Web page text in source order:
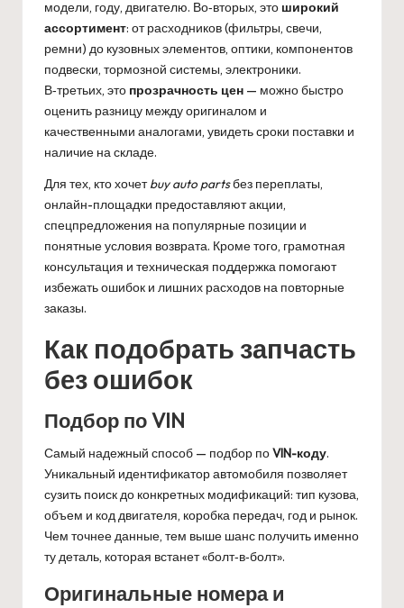
модели, году, двигателю. Во‑вторых, это широкий
ассортимент: от расходников (фильтры, свечи,
ремни) до кузовных элементов, оптики, компонентов
подвески, тормозной системы, электроники.
В‑третьих, это прозрачность цен — можно быстро
оценить разницу между оригиналом и
качественными аналогами, увидеть сроки поставки и
наличие на складе.
Для тех, кто хочетbuy auto partsбез переплаты,
онлайн-площадки предоставляют акции,
спецпредложения на популярные позиции и
понятные условия возврата. Кроме того, грамотная
консультация и техническая поддержка помогают
избежать ошибок и лишних расходов на повторные
заказы.
Как подобрать запчасть
без ошибок
Подбор по VIN
Самый надежный способ — подбор поVIN-коду.
Уникальный идентификатор автомобиля позволяет
сузить поиск до конкретных модификаций: тип кузова,
объем и код двигателя, коробка передач, год и рынок.
Чем точнее данные, тем выше шанс получить именно
ту деталь, которая встанет «болт‑в‑болт».
Оригинальные номера и